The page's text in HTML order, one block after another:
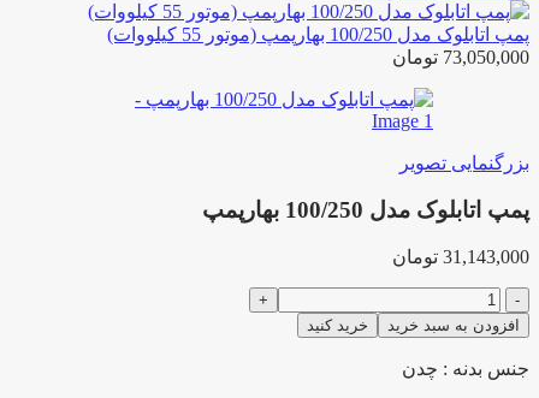
پمپ اتابلوک مدل 100/250 بهارپمپ (موتور 55 کیلووات)
73,050,000 تومان
بزرگنمایی تصویر
پمپ اتابلوک مدل 100/250 بهارپمپ
31,143,000 تومان
پمپ
اتابلوک
مدل
100/250
افزودن به سبد خرید خرید کنید
جنس بدنه : چدن